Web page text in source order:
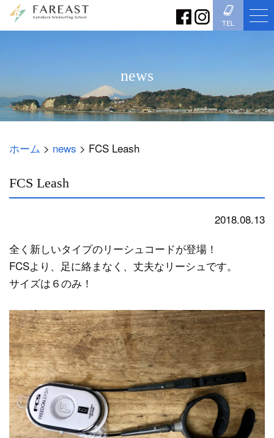
TEL
news
ホーム > news > FCS Leash
FCS Leash
2018.08.13
全く新しいタイプのリーシュコードが登場！
FCSより、足に絡まなく、丈夫なリーシュです。
サイズは６のみ！